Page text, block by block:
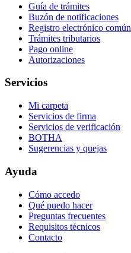
Guía de trámites
Buzón de notificaciones
Registro electrónico común
Trámites tributarios
Pago online
Autorizaciones
Servicios
Mi carpeta
Servicios de firma
Servicios de verificación
BOTHA
Sugerencias y quejas
Ayuda
Cómo accedo
Qué puedo hacer
Preguntas frecuentes
Requisitos técnicos
Contacto